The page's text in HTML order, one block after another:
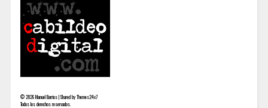
©2026Manuel Barrios | Shared byThemes24x7
Todos los derechos reservados.